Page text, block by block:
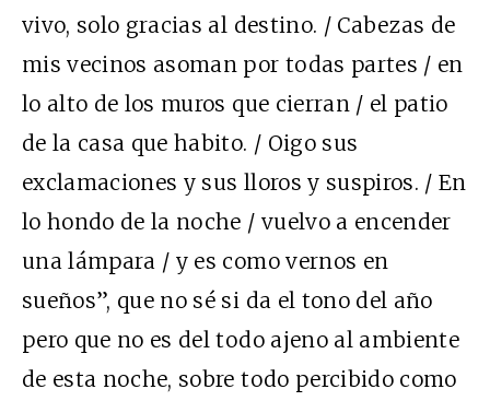
vivo, solo gracias al destino. / Cabezas de
mis vecinos asoman por todas partes / en
lo alto de los muros que cierran / el patio
de la casa que habito. / Oigo sus
exclamaciones y sus lloros y suspiros. / En
lo hondo de la noche / vuelvo a encender
una lámpara / y es como vernos en
sueños”, que no sé si da el tono del año
pero que no es del todo ajeno al ambiente
de esta noche, sobre todo percibido como